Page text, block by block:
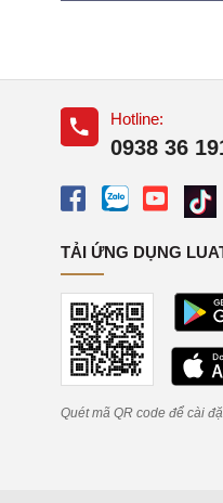
Hotline:
0938 36
TẢI ỨNG DỤNG
Quét mã QR code để cài